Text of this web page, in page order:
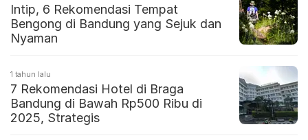
Intip, 6 Rekomendasi Tempat
Bengong di Bandung yang Sejuk dan
Nyaman
1 tahun lalu
7 Rekomendasi Hotel di Braga
Bandung di Bawah Rp500 Ribu di
2025, Strategis